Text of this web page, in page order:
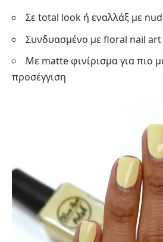
Σε total look ή εναλλάξ με
Συνδυασμένο με floral nail art
Με matte φινίρισμα για πιο
προσέγγιση